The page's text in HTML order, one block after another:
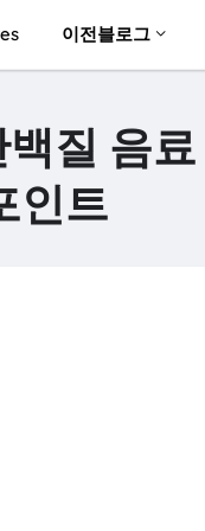
이전블로그
질 음
인트